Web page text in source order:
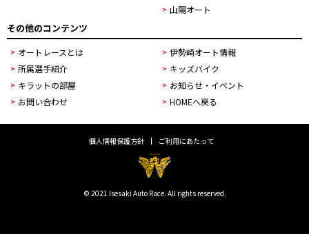
山陽オート
その他のコンテンツ
オートレースとは
伊勢崎オート情報
所属選手紹介
キッズバイク
キラットの部屋
お知らせ・イベント
お問い合わせ
HOMEへ戻る
個人情報保護方針 ご利用にあたって
© 2021 Isesaki Auto Race. All rights reserved.